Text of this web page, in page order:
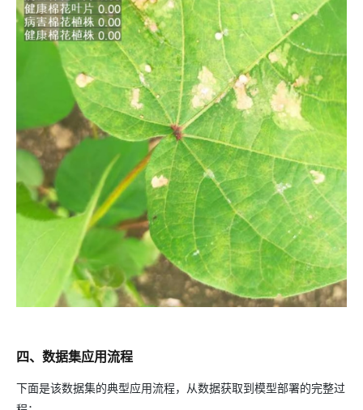
四、数据集应用流程
下面是该数据集的典型应用流程，从数据获取到模型部署的完整过